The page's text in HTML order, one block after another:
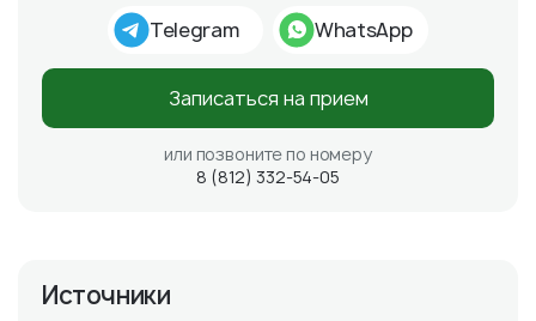
Telegram WhatsApp
Записаться на прием
или позвоните по номеру
8 (812) 332-54-05
Источники